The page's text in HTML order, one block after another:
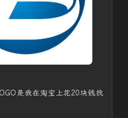
是我在淘宝上花20块钱找